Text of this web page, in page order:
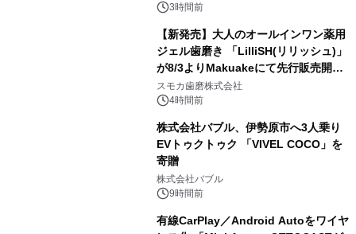
メニューが展開されます
3時間前
【新発売】大人のオールインワン薬用
ジェル歯磨き 「LilliSH(リリッシュ)」
が8/3よりMakuakeにて先行販売開
始！
スモカ歯磨株式会社
4時間前
株式会社バブル、伊勢原市へ3人乗り
EVトゥクトゥク 「VIVEL COCO」を
寄贈
株式会社バブル
9時間前
有線CarPlay／Android Autoをワイヤ